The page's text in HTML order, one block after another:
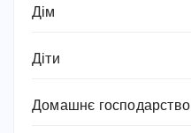
Дім
Діти
Домашнє господарство